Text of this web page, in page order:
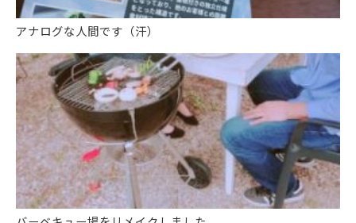
アナログな人間です（汗）